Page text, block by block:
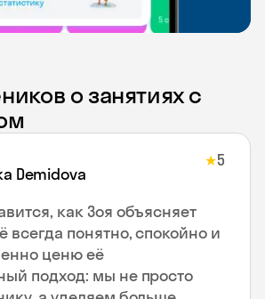
о занятиях с
Demidova
★5
как Зоя объясняет
всегда понятно, спокойно и
ценю её
подход: мы не просто